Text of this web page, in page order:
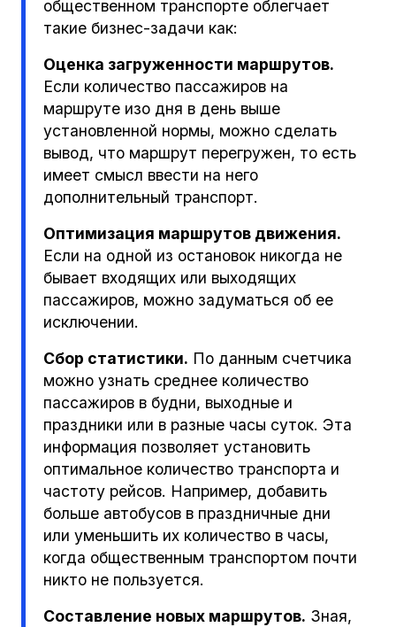
общественном транспорте облегчает
такие бизнес-задачи как:
Оценка загруженности маршрутов.
Если количество пассажиров на
маршруте изо дня в день выше
установленной нормы, можно сделать
вывод, что маршрут перегружен, то есть
имеет смысл ввести на него
дополнительный транспорт.
Оптимизация маршрутов движения.
Если на одной из остановок никогда не
бывает входящих или выходящих
пассажиров, можно задуматься об ее
исключении.
Сбор статистики. По данным счетчика
можно узнать среднее количество
пассажиров в будни, выходные и
праздники или в разные часы суток. Эта
информация позволяет установить
оптимальное количество транспорта и
частоту рейсов. Например, добавить
больше автобусов в праздничные дни
или уменьшить их количество в часы,
когда общественным транспортом почти
никто не пользуется.
Составление новых маршрутов. Зная,